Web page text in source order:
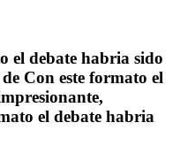
el debate habria sido
Con este formato el
el debate habria